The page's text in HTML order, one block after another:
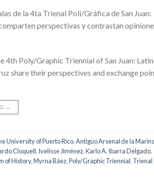
de la 4ta Trienal Poli/Gráfica de San Juan:
perspectivas y contrastan
Poly/Graphic Triennial of San Juan: Latin
share their perspectives and exchange
→
University of Puerto Rico,Antiguo Arsenal de la
Cloquell, Ivelisse Jiménez,Karlo A. Ibarra Delgado,
of History,Myrna Báez,Poly/Graphic Triennial, Trienal